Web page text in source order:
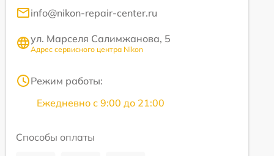
info@nikon-repair-center.ru
ул. Марселя Салимжанова, 5
Адрес сервисного центра Nikon
Режим работы:
Ежедневно с 9:00 до 21:00
Способы оплаты